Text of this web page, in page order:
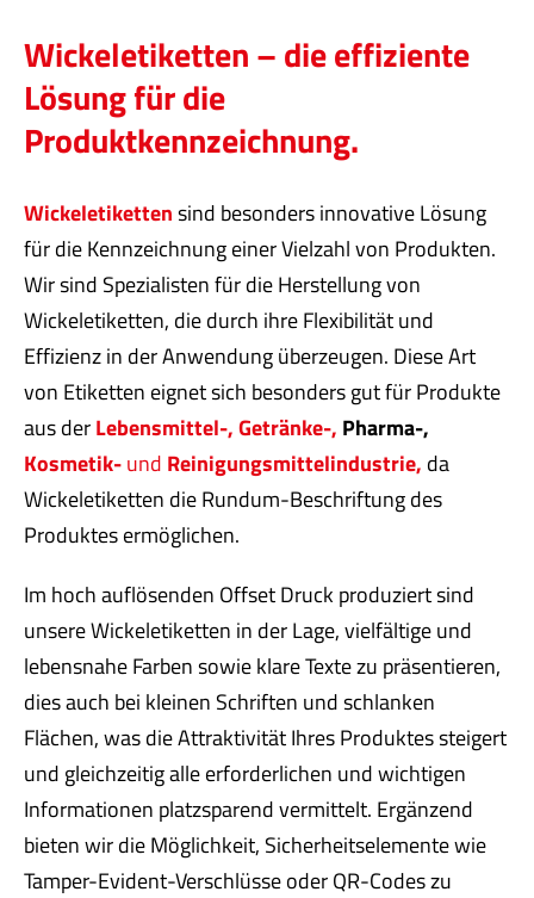
Wickeletiketten – die effiziente
Lösung für die
Produktkennzeichnung.
Wickeletikettensind besonders innovative Lösung
für die Kennzeichnung einer Vielzahl von Produkten.
Wir sind Spezialisten für die Herstellung von
Wickeletiketten, die durch ihre Flexibilität und
Effizienz in der Anwendung überzeugen. Diese Art
von Etiketten eignet sich besonders gut für Produkte
aus derLebensmittel-,Getränke-, Pharma-,
Kosmetik-und Reinigungsmittelindustrie, da
Wickeletiketten die Rundum-Beschriftung des
Produktes ermöglichen.
Im hoch auflösenden Offset Druck produziert sind
unsere Wickeletiketten in der Lage, vielfältige und
lebensnahe Farben sowie klare Texte zu präsentieren,
dies auch bei kleinen Schriften und schlanken
Flächen, was die Attraktivität Ihres Produktes steigert
und gleichzeitig alle erforderlichen und wichtigen
Informationen platzsparend vermittelt. Ergänzend
bieten wir die Möglichkeit, Sicherheitselemente wie
Tamper-Evident-Verschlüsse oder QR-Codes zu